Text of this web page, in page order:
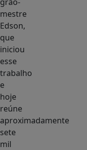
mestre
Edson,
que
iniciou
esse
trabalho
e
hoje
reúne
aproximadamente
sete
mil